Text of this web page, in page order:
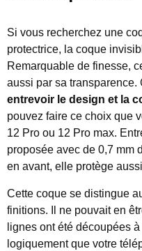
Si vous recherchez une
protectrice, la coque
Remarquable de finesse,
aussi par sa transparence.
entrevoir le design et la
pouvez faire ce choix que
12 Pro ou 12 Pro max.
proposée avec de 0,7 mm
en avant, elle protège
Cette coque se distingue
finitions. Il ne pouvait en
lignes ont été découpées
logiquement que votre